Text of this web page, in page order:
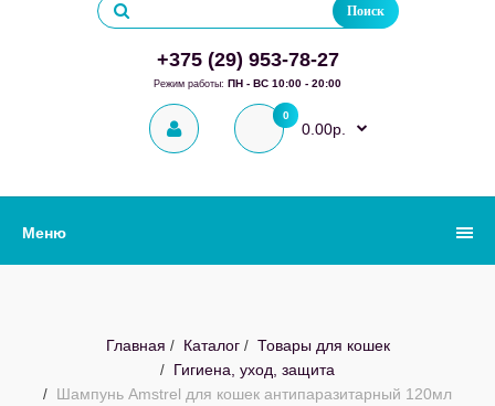
Поиск
+375 (29) 953-78-27
Режим работы: ПН - ВС 10:00 - 20:00
0
0.00р.
Меню
Главная Каталог
Товары для кошек
Гигиена, уход, защита
Шампунь Amstrel для кошек антипаразитарный 120мл